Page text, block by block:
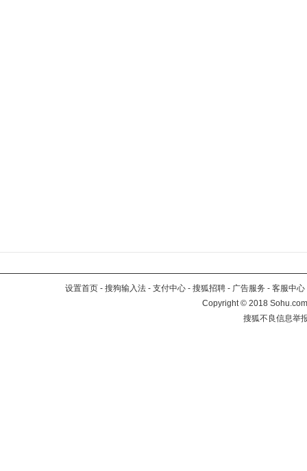
设置首页 - 搜狗输入法 - 支付中心 - 搜狐招聘 - 广告服务 - 客服中心
Copyright©2018
搜狐不良信息举